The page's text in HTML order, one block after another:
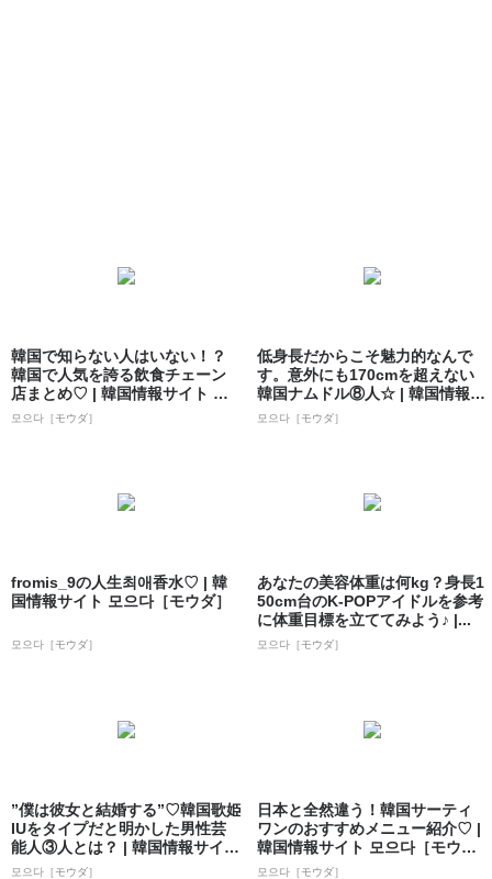
韓国で知らない人はいない！？
韓国で人気を誇る飲食チェーン
店まとめ♡ | 韓国情報サイト 모
으다［モ...
모으다［モウダ］
低身長だからこそ魅力的なんで
す。意外にも170cmを超えない
韓国ナムドル⑧人☆ | 韓国情報サ
イト...
모으다［モウダ］
fromis_9の人生최애香水♡ | 韓
国情報サイト 모으다［モウダ］
모으다［モウダ］
あなたの美容体重は何kg？身長1
50cm台のK-POPアイドルを参考
に体重目標を立ててみよう♪ |...
모으다［モウダ］
”僕は彼女と結婚する”♡韓国歌姫
IUをタイプだと明かした男性芸
能人③人とは？ | 韓国情報サイト
...
모으다［モウダ］
日本と全然違う！韓国サーティ
ワンのおすすめメニュー紹介♡ |
韓国情報サイト 모으다［モウ
ダ］
모으다［モウダ］